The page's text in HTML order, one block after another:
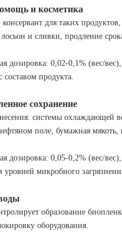
и косметика
для таких
и сливки, продление
дозировка: 0,02-0,1% (вес/
составом продукта.
сохранение
системы охлаждающей
поле, бумажная мякоть,
дозировка: 0,05-0,2% (вес/
микробного
образование
оборудования.